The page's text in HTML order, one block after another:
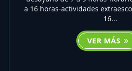
a 16 horas-actividades
16...
VER MÁS